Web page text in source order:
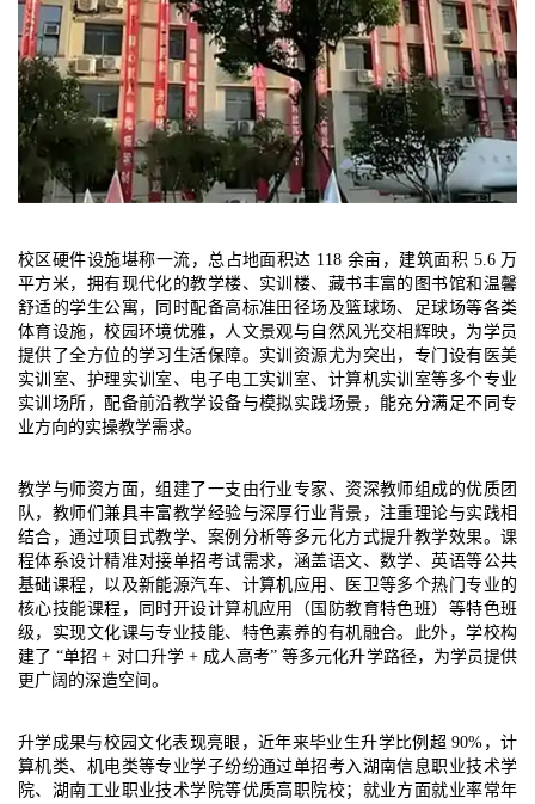
校区硬件设施堪称一流，总占地面积达 118 余亩，建筑面积 5.6 万
平方米，拥有现代化的教学楼、实训楼、藏书丰富的图书馆和温馨
舒适的学生公寓，同时配备高标准田径场及篮球场、足球场等各类
体育设施，校园环境优雅，人文景观与自然风光交相辉映，为学员
提供了全方位的学习生活保障。实训资源尤为突出，专门设有医美
实训室、护理实训室、电子电工实训室、计算机实训室等多个专业
实训场所，配备前沿教学设备与模拟实践场景，能充分满足不同专
业方向的实操教学需求。
教学与师资方面，组建了一支由行业专家、资深教师组成的优质团
队，教师们兼具丰富教学经验与深厚行业背景，注重理论与实践相
结合，通过项目式教学、案例分析等多元化方式提升教学效果。课
程体系设计精准对接单招考试需求，涵盖语文、数学、英语等公共
基础课程，以及新能源汽车、计算机应用、医卫等多个热门专业的
核心技能课程，同时开设计算机应用（国防教育特色班）等特色班
级，实现文化课与专业技能、特色素养的有机融合。此外，学校构
建了 “单招 + 对口升学 + 成人高考” 等多元化升学路径，为学员提供
更广阔的深造空间。
升学成果与校园文化表现亮眼，近年来毕业生升学比例超 90%，计
算机类、机电类等专业学子纷纷通过单招考入湖南信息职业技术学
院、湖南工业职业技术学院等优质高职院校；就业方面就业率常年